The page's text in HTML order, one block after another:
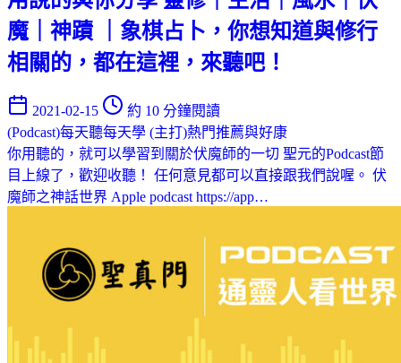
魔｜神蹟 ｜象棋占卜，你想知道與修行
相關的，都在這裡，來聽吧！
2021-02-15
約 10 分鐘閱讀
(Podcast)每天聽每天學 (主打)熱門推薦與好康
你用聽的，就可以學習到關於伏魔師的一切 聖元的Podcast節
目上線了，歡迎收聽！ 任何意見都可以直接跟我們說喔。 伏
魔師之神話世界 Apple podcast https://app…